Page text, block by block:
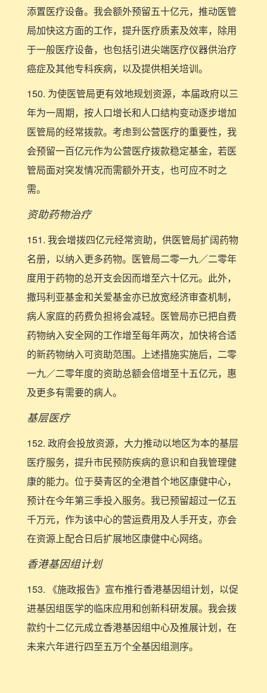
添置医疗设备。我会额外预留五十亿元，推动医管
局加快这方面的工作，提升医疗质素及效率，除用
于一般医疗设备，也包括引进尖端医疗仪器供治疗
癌症及其他专科疾病，以及提供相关培训。
150. 为使医管局更有效地规划资源，本届政府以三
年为一周期，按人口增长和人口结构变动逐步增加
医管局的经常拨款。考虑到公营医疗的重要性，我
会预留一百亿元作为公营医疗拨款稳定基金，若医
管局面对突发情况而需额外开支，也可应不时之
需。
资助药物治疗
151. 我会增拨四亿元经常资助，供医管局扩阔药物
名册，以纳入更多药物。医管局二零一九／二零年
度用于药物的总开支会因而增至六十亿元。此外，
撒玛利亚基金和关爱基金亦已放宽经济审查机制，
病人家庭的药费负担将会减轻。医管局亦已把自费
药物纳入安全网的工作增至每年两次，加快将合适
的新药物纳入可资助范围。上述措施实施后，二零
一九／二零年度的资助总额会倍增至十五亿元，惠
及更多有需要的病人。
基层医疗
152. 政府会投放资源，大力推动以地区为本的基层
医疗服务，提升市民预防疾病的意识和自我管理健
康的能力。位于葵青区的全港首个地区康健中心，
预计在今年第三季投入服务。我已预留超过一亿五
千万元，作为该中心的营运费用及人手开支，亦会
在资源上配合日后扩展地区康健中心网络。
香港基因组计划
153. 《施政报告》宣布推行香港基因组计划，以促
进基因组医学的临床应用和创新科研发展。我会拨
款约十二亿元成立香港基因组中心及推展计划，在
未来六年进行四至五万个全基因组测序。